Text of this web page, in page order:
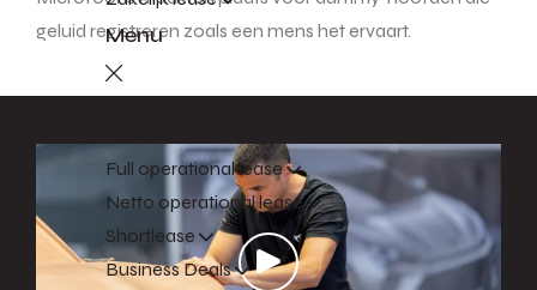
Menu
Full operational lease
Netto operational lease
Shortlease
Business Deals
geluid registreren zoals een mens het ervaart.